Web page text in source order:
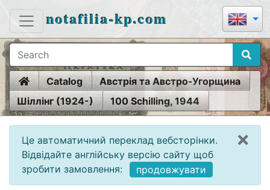
notafilia-kp.com
HomeCatalog
Австрія та Австро-Угорщина
Шіллінг (1924-)
100 Schilling, 1944
Це автоматичний переклад вебсторінки.
Відвідайте англійську версію сайту щоб
зробити замовлення:
продовжувати